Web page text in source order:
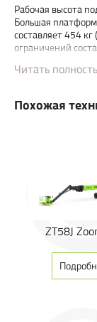
Рабочая высота
Большая
составляет 454
ограничений
позволяет
литий-ионная
с зарядным
ионный
длительным
Точная и
обеспечивает
Преодолеваемый
технического
клапаном +
Читать
Похожая
ZT58J